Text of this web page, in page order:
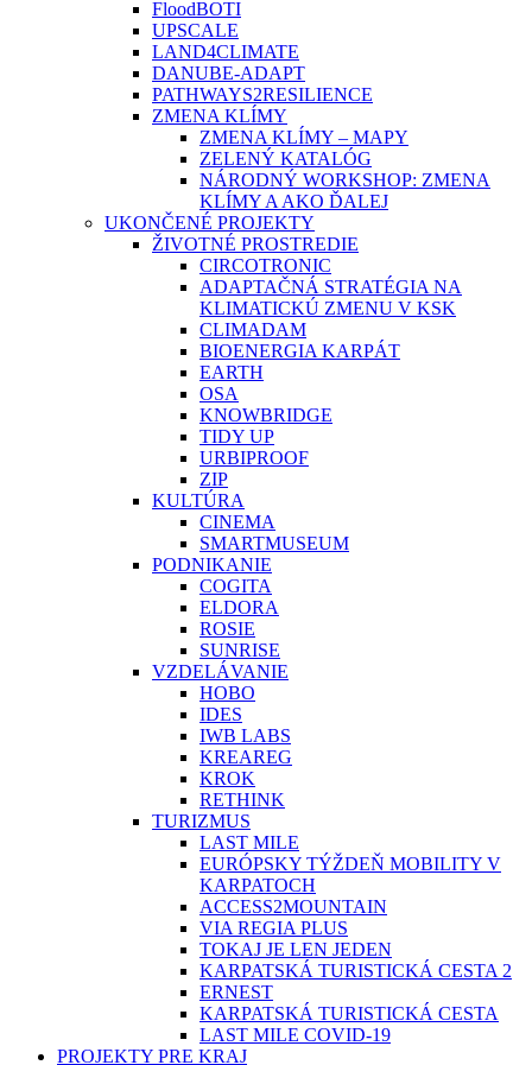
FloodBOTI
UPSCALE
LAND4CLIMATE
DANUBE-ADAPT
PATHWAYS2RESILIENCE
ZMENA KLÍMY
ZMENA KLÍMY – MAPY
ZELENÝ KATALÓG
NÁRODNÝ WORKSHOP: ZMENA
KLÍMY A AKO ĎALEJ
UKONČENÉ PROJEKTY
ŽIVOTNÉ PROSTREDIE
CIRCOTRONIC
ADAPTAČNÁ STRATÉGIA NA
KLIMATICKÚ ZMENU V KSK
CLIMADAM
BIOENERGIA KARPÁT
EARTH
OSA
KNOWBRIDGE
TIDY UP
URBIPROOF
ZIP
KULTÚRA
CINEMA
SMARTMUSEUM
PODNIKANIE
COGITA
ELDORA
ROSIE
SUNRISE
VZDELÁVANIE
HOBO
IDES
IWB LABS
KREAREG
KROK
RETHINK
TURIZMUS
LAST MILE
EURÓPSKY TÝŽDEŇ MOBILITY V
KARPATOCH
ACCESS2MOUNTAIN
VIA REGIA PLUS
TOKAJ JE LEN JEDEN
KARPATSKÁ TURISTICKÁ CESTA 2
ERNEST
KARPATSKÁ TURISTICKÁ CESTA
LAST MILE COVID-19
PROJEKTY PRE KRAJ